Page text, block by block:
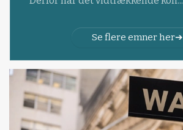
Se flere emner her